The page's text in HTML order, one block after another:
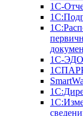
1С-
1С-ЭДО